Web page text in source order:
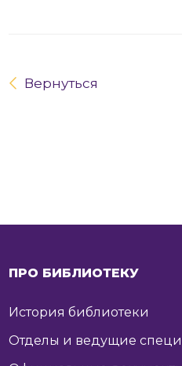
Вернуться
ПРО БИБЛИОТЕКУ
История библиотеки
Отделы и ведущие